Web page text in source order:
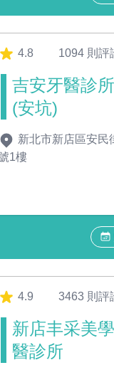
4.8 1094 則評
吉安牙醫診所
(安坑)
新北市新店區安民
1樓
4.9 3463 則評
新店丰采美
醫診所